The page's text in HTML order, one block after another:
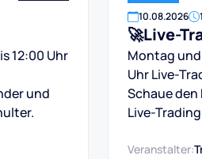
12:00 Uhr
und
10.08.2026
🚀Live-
Montag
Uhr Live-
Schaue
Live-
Veranstalter: